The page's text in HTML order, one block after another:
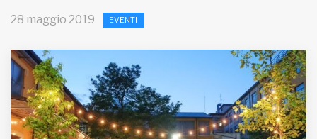
RUBRICHE
MUNICIPI
28 maggio 2019 EVENTI